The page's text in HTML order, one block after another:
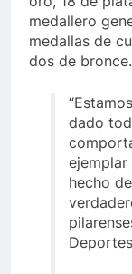
medallero
medallas de
dos de bronce.
dado
hecho